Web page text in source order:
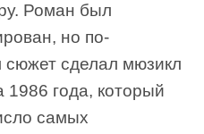
Роман был
но по-
сделал мюзикл
года, который
самых